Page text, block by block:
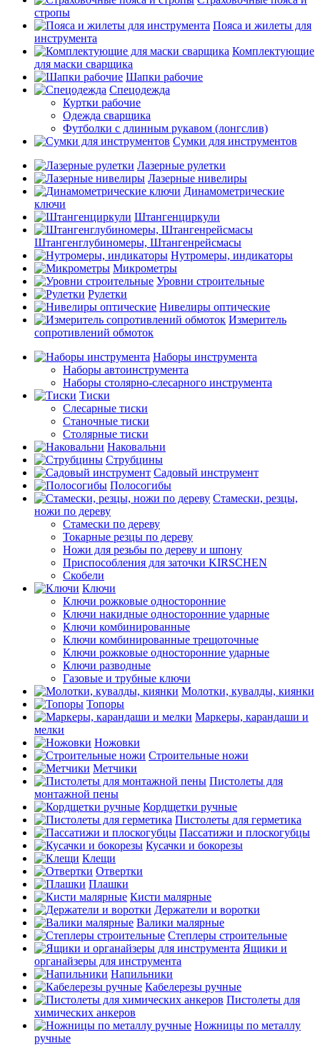
стропы
Пояса и жилеты для
инструмента
Комплектующие
для маски сварщика
Шапки рабочие
Спецодежда
Куртки рабочие
Одежда сварщика
Футболки с длинным рукавом (лонгслив)
Сумки для инструментов
Лазерные рулетки
Лазерные нивелиры
Динамометрические
ключи
Штангенциркули
Штангенглубиномеры, Штангенрейсмасы
Нутромеры, индикаторы
Микрометры
Уровни строительные
Рулетки
Нивелиры оптические
Измеритель
сопротивлений обмоток
Наборы инструмента
Наборы автоинструмента
Наборы столярно-слесарного инструмента
Тиски
Слесарные тиски
Станочные тиски
Столярные тиски
Наковальни
Струбцины
Садовый инструмент
Полосогибы
Стамески, резцы,
ножи по дереву
Стамески по дереву
Токарные резцы по дереву
Ножи для резьбы по дереву и шпону
Приспособления для заточки KIRSCHEN
Скобели
Ключи
Ключи рожковые односторонние
Ключи накидные односторонние ударные
Ключи комбинированные
Ключи комбинированные трещоточные
Ключи рожковые односторонние ударные
Ключи разводные
Газовые и трубные ключи
Молотки, кувалды, киянки
Топоры
Маркеры, карандаши и
мелки
Ножовки
Строительные ножи
Метчики
Пистолеты для
монтажной пены
Кордщетки ручные
Пистолеты для герметика
Пассатижи и плоскогубцы
Кусачки и бокорезы
Клещи
Отвертки
Плашки
Кисти малярные
Держатели и воротки
Валики малярные
Степлеры строительные
Ящики и
органайзеры для инструмента
Напильники
Кабелерезы ручные
Пистолеты для
химических анкеров
Ножницы по металлу
ручные